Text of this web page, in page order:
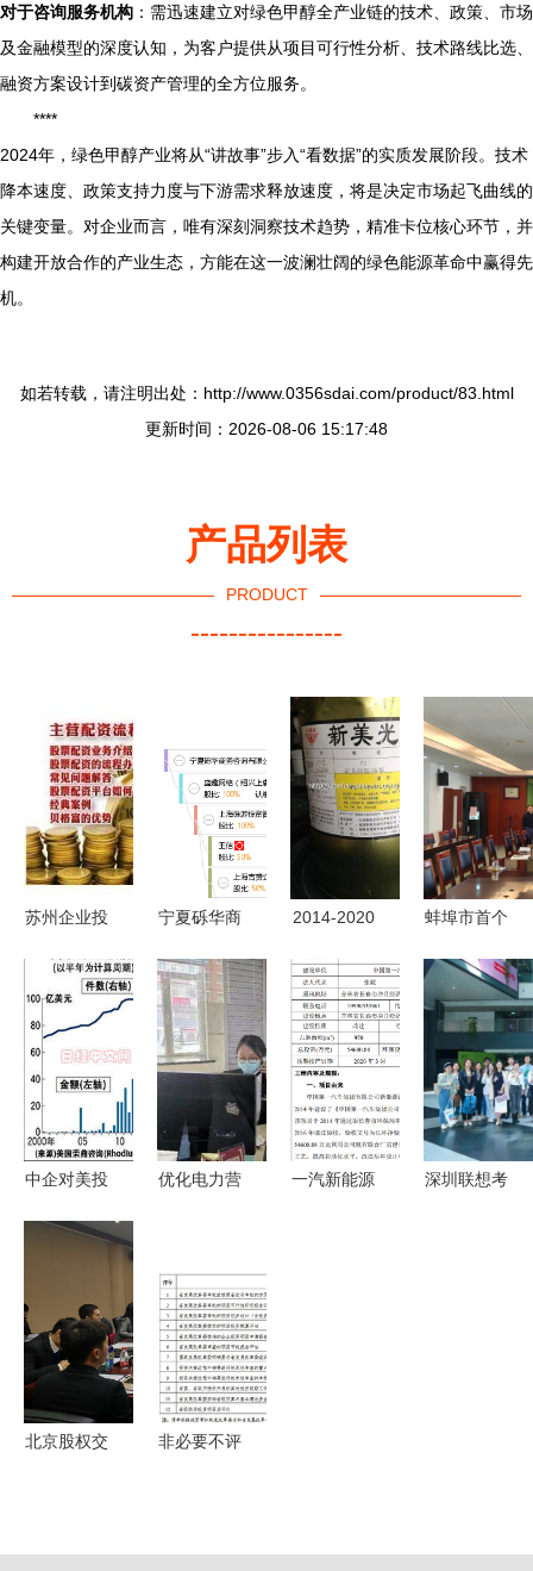
对于咨询服务机构 ：需迅速建立对绿色甲醇全产业链的技术、政策、市场
及金融模型的深度认知，为客户提供从项目可行性分析、技术路线比选、
融资方案设计到碳资产管理的全方位服务。
****
2024年，绿色甲醇产业将从“讲故事”步入“看数据”的实质发展阶段。技术
降本速度、政策支持力度与下游需求释放速度，将是决定市场起飞曲线的
关键变量。对企业而言，唯有深刻洞察技术趋势，精准卡位核心环节，并
构建开放合作的产业生态，方能在这一波澜壮阔的绿色能源革命中赢得先
机。
如若转载，请注明出处：http://www.0356sdai.com/product/83.html
更新时间：2026-08-06 15:17:48
产品列表
PRODUCT
----------------
苏州企业投
的核心价值
与实践路径
——基于中
国易发网的
观察
宁夏砾华商
2014-2020
油墨行业市
场分析与投
资咨询报告
（权威版）
关键解析及
投资建议
蚌埠市首个
权咨询服务
站设立 为
跨国投资与
创新保驾护
航
中企对美投
全球化布局
优化电力营
复工复产
一汽新能源
深圳联想考
北京股权交
非必要不评